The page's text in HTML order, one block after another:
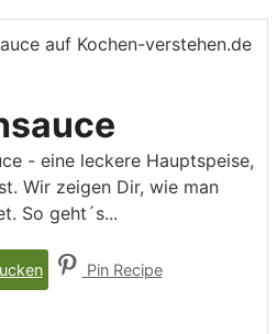
- eine leckere Hauptspeise,
Wir zeigen Dir, wie man
So geht´s...
Pin Recipe